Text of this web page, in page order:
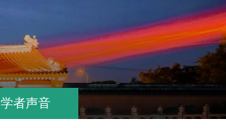
学者声音